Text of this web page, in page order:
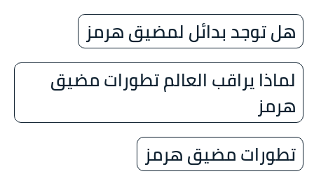
هل توجد بدائل لمضيق هرمز
لماذا يراقب العالم تطورات مضيق
هرمز
تطورات مضيق هرمز